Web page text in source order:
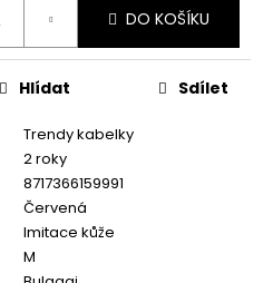
DO KOŠÍKU
Trendy kabelky
2 roky
8717366159991
Červená
Imitace kůže
M
Hlídat Sdílet